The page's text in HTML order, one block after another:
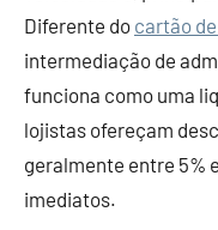
Diferente do cartão
intermediação de
funciona como uma
lojistas ofereçam
geralmente entre 5%
imediatos.